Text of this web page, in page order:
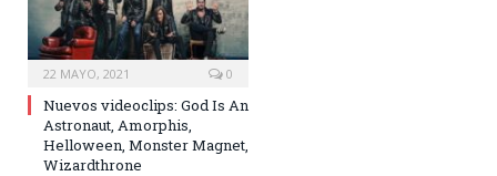
22 MAYO, 2021 0
Nuevos videoclips: God Is An
Astronaut, Amorphis,
Helloween, Monster Magnet,
Wizardthrone